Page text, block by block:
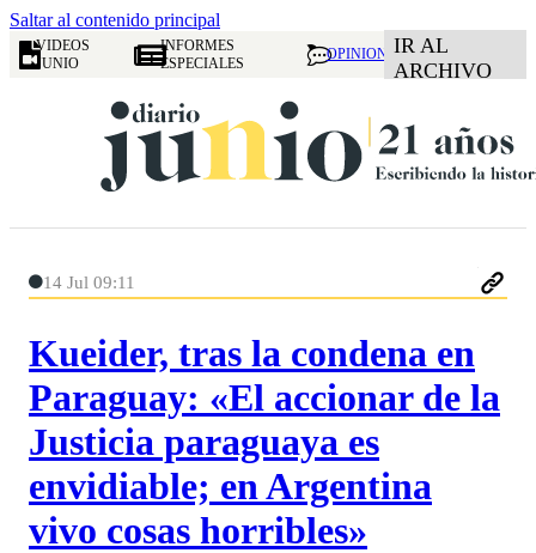
Saltar al contenido principal
VIDEOS
JUNIO
INFORMES
ESPECIALES
OPINION IR AL
ARCHIVO
14 Jul 09:11
Kueider, tras la condena en
Paraguay: «El accionar de la
Justicia paraguaya es
envidiable; en Argentina
vivo cosas horribles»